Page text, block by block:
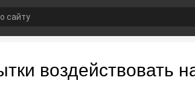
воздействовать